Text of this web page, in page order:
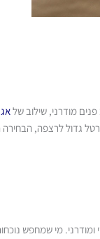
מודרני, שילוב של
גדול לרצפה,
מי שמחפש